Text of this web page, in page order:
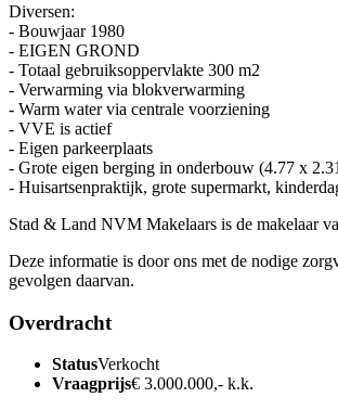
Diversen:
- Bouwjaar 1980
- EIGEN GROND
- Totaal gebruiksoppervlakte 300 m2
- Verwarming via blokverwarming
- Warm water via centrale voorziening
- VVE is actief
- Eigen parkeerplaats
- Grote eigen berging in onderbouw (4.77 x
- Huisartsenpraktijk, grote supermarkt,
Stad & Land NVM Makelaars is de makelaar
Deze informatie is door ons met de nodige
gevolgen daarvan.
Overdracht
StatusVerkocht
Vraagprijs€ 3.000.000,- k.k.